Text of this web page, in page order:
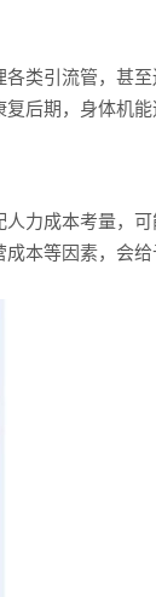
类引流管，甚
后期，身体机
人力成本考量，
本等因素，会给